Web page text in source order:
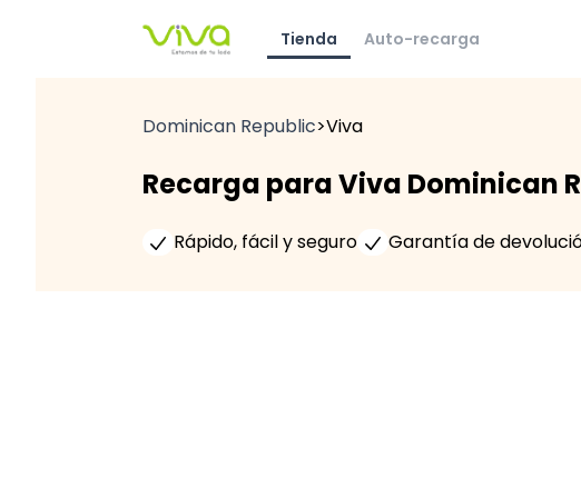
Tienda Auto-recarga
Dominican Republic>Viva
Recarga para Viva Dominican
Rápido, fácil y seguro Garantía de